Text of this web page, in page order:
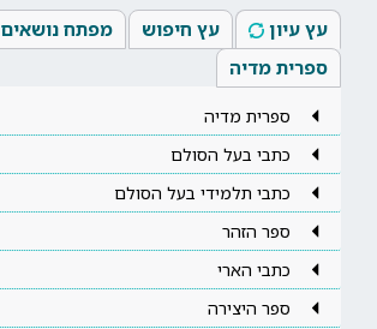
עץ עיון עץ חיפוש
מפתח נושאים
ספרית מדיה
ספרית מדיה
כתבי בעל הסולם
כתבי תלמידי בעל הסולם
ספר הזהר
כתבי הארי
ספר היצירה